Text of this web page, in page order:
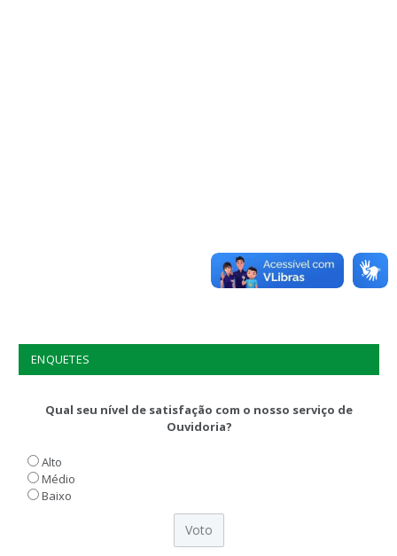
ENQUETES
Qual seu nível de satisfação com o nosso serviço de
Ouvidoria?
Alto
Médio
Baixo